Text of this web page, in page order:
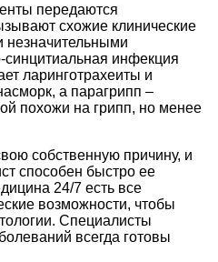
передаются
схожие клинические
незначительными
инфекция
ларинготрахеиты и
а парагрипп –
похожи на грипп, но менее
собственную причину, и
способен быстро ее
24/7 есть все
возможности, чтобы
Специалисты
всегда готовы